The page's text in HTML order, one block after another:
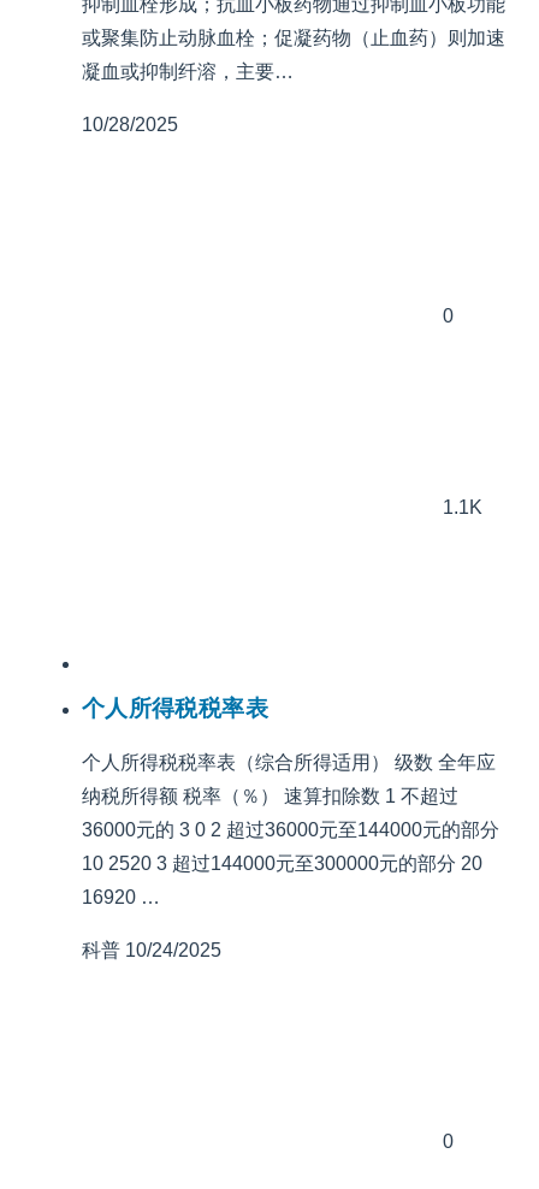
抑制血栓形成；抗血小板药物通过抑制血小板功能
或聚集防止动脉血栓；促凝药物（止血药）则加速
凝血或抑制纤溶，主要…
10/28/2025
0
1.1K
个人所得税税率表
个人所得税税率表（综合所得适用） 级数 全年应
纳税所得额 税率（％） 速算扣除数 1 不超过
36000元的 3 0 2 超过36000元至144000元的部分
10 2520 3 超过144000元至300000元的部分 20
16920 …
科普 10/24/2025
0